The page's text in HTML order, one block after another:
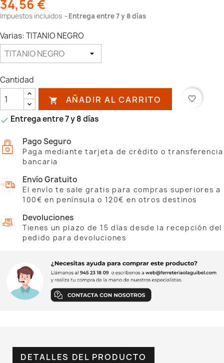
34,56 €
Impuestos incluidos Entrega entre 7 y 8 días
Varias: TITANIO NEGRO
Cantidad
 AÑADIR AL CARRITO favorite_border
 Entrega entre 7 y 8 días
Pago Seguro
Paga mediante tarjeta de crédito o transferencia
bancaria
Envío Gratuito
El envío te sale gratis para compras superiores a
100€ en península o 120€ en otros destinos
Devoluciones
Tienes un plazo de 15 días desde la recepción del
pedido para devoluciones
DETALLES DEL PRODUCTO